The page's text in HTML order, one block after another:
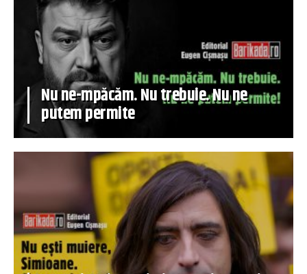
Nu ne-mpăcăm. Nu trebuie. Nu ne
putem permite